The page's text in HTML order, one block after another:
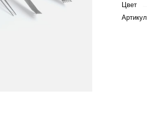
Цвет
Артикул